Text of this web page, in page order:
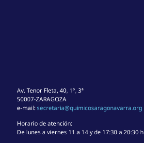
Av. Tenor Fleta, 40, 1º, 3ª
50007-ZARAGOZA
e-mail:secretaria@quimicosaragonavarra.org
Horario de atención:
De lunes a viernes 11 a 14 y de 17:30 a 20:30 h